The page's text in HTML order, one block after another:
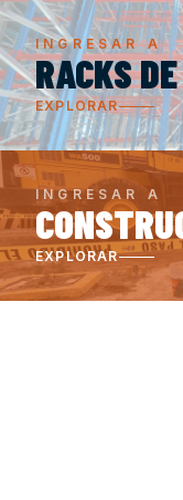
INGRESAR A
RACKS
EXPLORAR
INGRESAR A
EXPLORAR